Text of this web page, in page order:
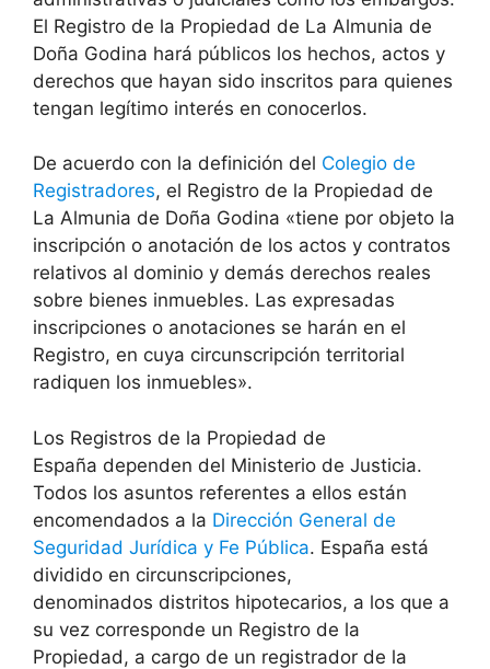
El Registro de la Propiedad de La Almunia de
Doña Godina hará públicos los hechos, actos y
derechos que hayan sido inscritos para quienes
tengan legítimo interés en conocerlos.
De acuerdo con la definición del Colegio de
Registradores, el Registro de la Propiedad de
La Almunia de Doña Godina «tiene por objeto la
inscripción o anotación de los actos y contratos
relativos al dominio y demás derechos reales
sobre bienes inmuebles. Las expresadas
inscripciones o anotaciones se harán en el
Registro, en cuya circunscripción territorial
radiquen los inmuebles».
Los Registros de la Propiedad de
España dependen del Ministerio de Justicia.
Todos los asuntos referentes a ellos están
encomendados a la Dirección General de
Seguridad Jurídica y Fe Pública. España está
dividido en circunscripciones,
denominados distritos hipotecarios, a los que a
su vez corresponde un Registro de la
Propiedad, a cargo de un registrador de la